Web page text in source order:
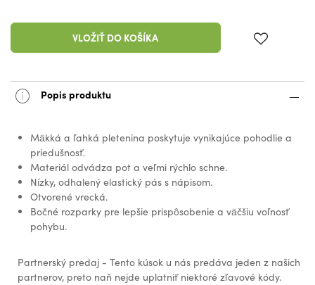
VLOŽIŤ DO KOŠÍKA
Popis produktu
Mäkká a ľahká pletenina poskytuje vynikajúce pohodlie a
priedušnosť.
Materiál odvádza pot a veľmi rýchlo schne.
Nízky, odhalený elastický pás s nápisom.
Otvorené vrecká.
Bočné rozparky pre lepšie prispôsobenie a väčšiu voľnosť
pohybu.
Partnerský predaj - Tento kúsok u nás predáva jeden z našich
partnerov, preto naň nejde uplatniť niektoré zľavové kódy.